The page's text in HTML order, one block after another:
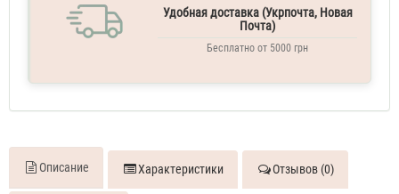
Удобная доставка (Укрпочта, Новая
Почта)
Бесплатно от 5000 грн
Описание Характеристики Отзывов (0)